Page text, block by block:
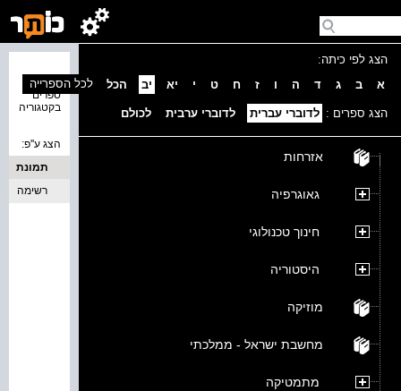
הצג לפי כיתה:
א
ב ג ד ה ו ז ח ט י יא יב הכל
הצג ספרים : לדוברי עברית לדוברי ערבית לכולם
אזרחות
גאוגרפיה
חינוך טכנולוגי
היסטוריה
מוזיקה
מחשבת ישראל - ממלכתי
מתמטיקה
ספרים
בקטגוריה
לכל הספרייה
הצג ע''פ:
תמונת
כריכה
רשימה